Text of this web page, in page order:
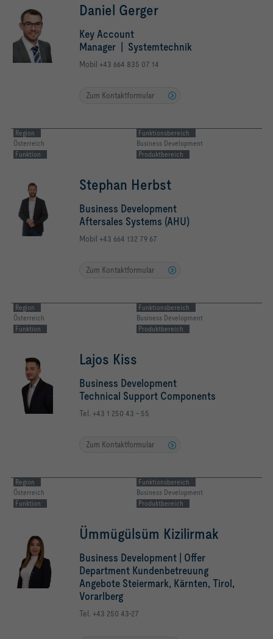
Daniel Gerger
Key Account
Manager | Systemtechnik
Mobil +43 664 835 07 14
Zum Kontaktformular
Region
Österreich
Funktionsbereich
Business Development
Funktion
Produktbereich
Stephan Herbst
Business Development
Aftersales Systems (AHU)
Mobil +43 664 132 79 67
Zum Kontaktformular
Region
Österreich
Funktionsbereich
Business Development
Funktion
Produktbereich
Lajos Kiss
Business Development
Technical Support Components
Tel. +43 1 250 43 - 55
Zum Kontaktformular
Region
Österreich
Funktionsbereich
Business Development
Funktion
Produktbereich
Ümmügülsüm Kizilirmak
Business Development | Offer
Department Kundenbetreuung
Angebote Steiermark, Kärnten, Tirol,
Vorarlberg
Tel. +43 250 43-27